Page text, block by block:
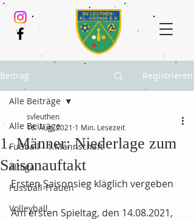
Beitrag Registrieren
Alle Beiträge
Fußball - 1.Mannschaft
Altliga
Fussball-Frauen
Volleyball
Alle Beiträge
1. Männer: Niederlage zum
Saisonauftakt
svleuthen
16. Aug. 2021 1 Min. Lesezeit
Ersten Saisonsieg kläglich vergeben
Am ersten Spieltag, den 14.08.2021,